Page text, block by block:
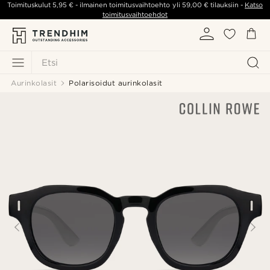
Etsi
Toimituskulut5,95 € - ilmainen toimitusvaihtoehto yli 59,00 €tilauksiin - Katso
toimitusvaihtoehdot
Aurinkolasit Polarisoidut aurinkolasit